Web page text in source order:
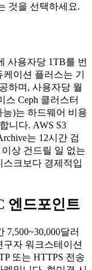
것을 선택하세요.
사용자당 1TB를 번
이션 플러스는 기
하며, 사용자당 월
Ceph 클러스터
능)는 하드웨어 비용
니다. AWS S3
는 12시간 검
상 건드릴 일 없는
스크보다 경제적입
엔드포인트
7,500~30,000달러
구자 워크스테이션
또는 HTTPS 전송